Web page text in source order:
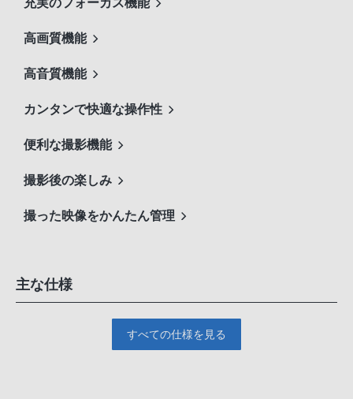
充実のフォーカス機能
高画質機能
高音質機能
カンタンで快適な操作性
便利な撮影機能
撮影後の楽しみ
撮った映像をかんたん管理
主な仕様
すべての仕様を見る